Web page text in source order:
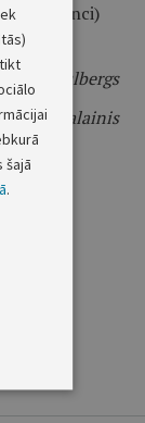
(licenci)
A. Kulbergs
V. Valainis
šajā
.